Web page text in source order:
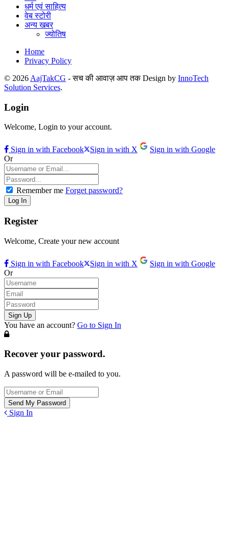
धर्म एवं साहित्य
वेब स्टोरी
अन्य खबर
ज्योतिष
Home
Privacy Policy
© 2026 AajTakCG - सच की आवाज़ आप तक Design by InnoTech
Solution Services.
Login
Welcome, Login to your account.
Sign in with Facebook Sign in with X
Sign in with Google
Or
Remember me Forget password?
Register
Welcome, Create your new account
Sign in with Facebook Sign in with X
Sign in with Google
Or
You have an account? Go to Sign In
Recover your password.
A password will be e-mailed to you.
Sign In